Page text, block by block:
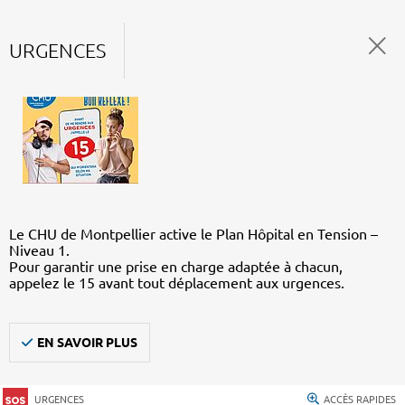
URGENCES
Le CHU de Montpellier active le Plan Hôpital en Tension –
Niveau 1.
Pour garantir une prise en charge adaptée à chacun,
appelez le 15 avant tout déplacement aux urgences.
EN SAVOIR PLUS
URGENCES ACCÈS RAPIDES